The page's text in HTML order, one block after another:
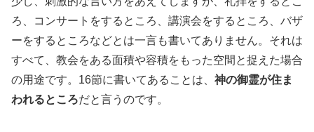
ろ、コンサートをするところ、講演会をするところ、バザ
ーをするところなどとは一言も書いてありません。それは
すべて、教会をある面積や容積をもった空間と捉えた場合
の用途です。16節に書いてあることは、 神の御霊が住ま
われるところだと言うのです。